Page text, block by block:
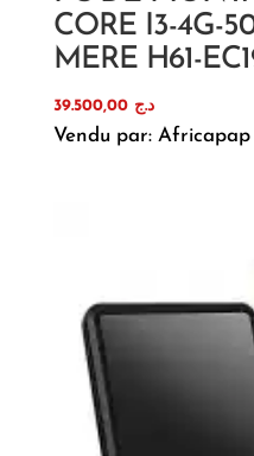
CORE I3-4G-
MERE H61-
د.ج 39.500,00
Vendu par: Africapap